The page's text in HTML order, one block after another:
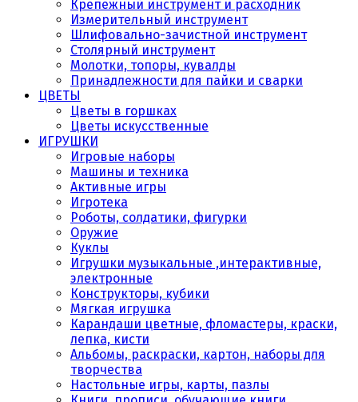
Крепежный инструмент и расходник
Измерительный инструмент
Шлифовально-зачистной инструмент
Столярный инструмент
Молотки, топоры, кувалды
Принадлежности для пайки и сварки
ЦВЕТЫ
Цветы в горшках
Цветы искусственные
ИГРУШКИ
Игровые наборы
Машины и техника
Активные игры
Игротека
Роботы, солдатики, фигурки
Оружие
Куклы
Игрушки музыкальные ,интерактивные,
электронные
Конструкторы, кубики
Мягкая игрушка
Карандаши цветные, фломастеры, краски,
лепка, кисти
Альбомы, раскраски, картон, наборы для
творчества
Настольные игры, карты, пазлы